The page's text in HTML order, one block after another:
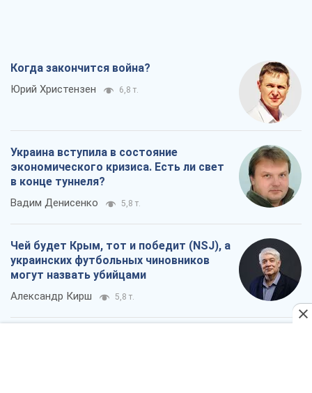
Когда закончится война?
Юрий Христензен 6,8 т.
Украина вступила в состояние
экономического кризиса. Есть ли свет
в конце туннеля?
Вадим Денисенко 5,8 т.
Чей будет Крым, тот и победит (NSJ), а
украинских футбольных чиновников
могут назвать убийцами
Александр Кирш 5,8 т.